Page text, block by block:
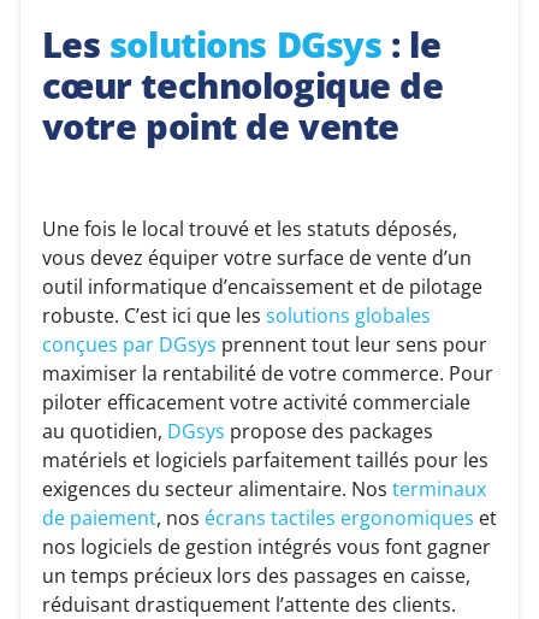
Les solutions DGsys : le
cœur technologique de
votre point de vente
Une fois le local trouvé et les statuts déposés,
vous devez équiper votre surface de vente d’un
outil informatique d’encaissement et de pilotage
robuste. C’est ici que les solutions globales
conçues par DGsys prennent tout leur sens pour
maximiser la rentabilité de votre commerce. Pour
piloter efficacement votre activité commerciale
au quotidien, DGsys propose des packages
matériels et logiciels parfaitement taillés pour les
exigences du secteur alimentaire. Nos terminaux
de paiement, nos écrans tactiles ergonomiques et
nos logiciels de gestion intégrés vous font gagner
un temps précieux lors des passages en caisse,
réduisant drastiquement l’attente des clients.